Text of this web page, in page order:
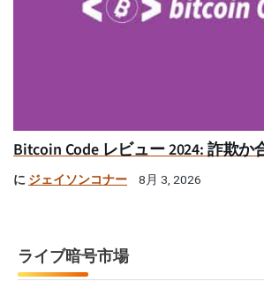
Bitcoin Code レビュー 2024: 詐欺か
に ジェイソンコナー 8月 3, 2026
ライブ暗号市場